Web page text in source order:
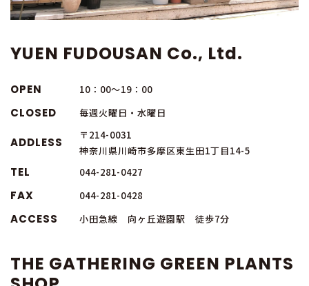
YUEN FUDOUSAN Co., Ltd.
OPEN 10：00～19：00
CLOSED 毎週火曜日・水曜日
ADDLESS
〒214-0031
神奈川県川崎市多摩区東生田1丁目14-5
TEL 044-281-0427
FAX 044-281-0428
ACCESS 小田急線 向ヶ丘遊園駅 徒歩7分
THE GATHERING GREEN PLANTS